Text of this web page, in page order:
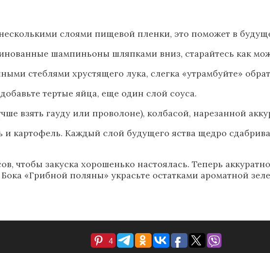
слоями пищевой пленки, это поможет в
шампиньоны шляпками вниз, старайтесь как
стеблями хрустящего лука, слегка «утрамбуйте»
тертые яйца, еще один слой соуса.
взять гауду или проволоне), колбасой, нарезанной
и картофель. Каждый слой будущего яства щедро
чтобы закуска хорошенько настоялась. Теперь
«Грибной поляны» украсьте остатками ароматной
4